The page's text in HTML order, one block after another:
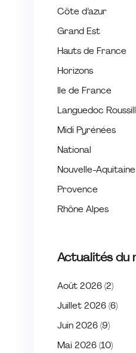
Côte d’azur
Grand Est
Hauts de France
Horizons
Ile de France
Languedoc
Midi Pyrénées
National
Nouvelle-Aquitaine
Provence
Rhône Alpes
Actualités du
Août 2026 (2)
Juillet 2026 (6)
Juin 2026 (9)
Mai 2026 (10)